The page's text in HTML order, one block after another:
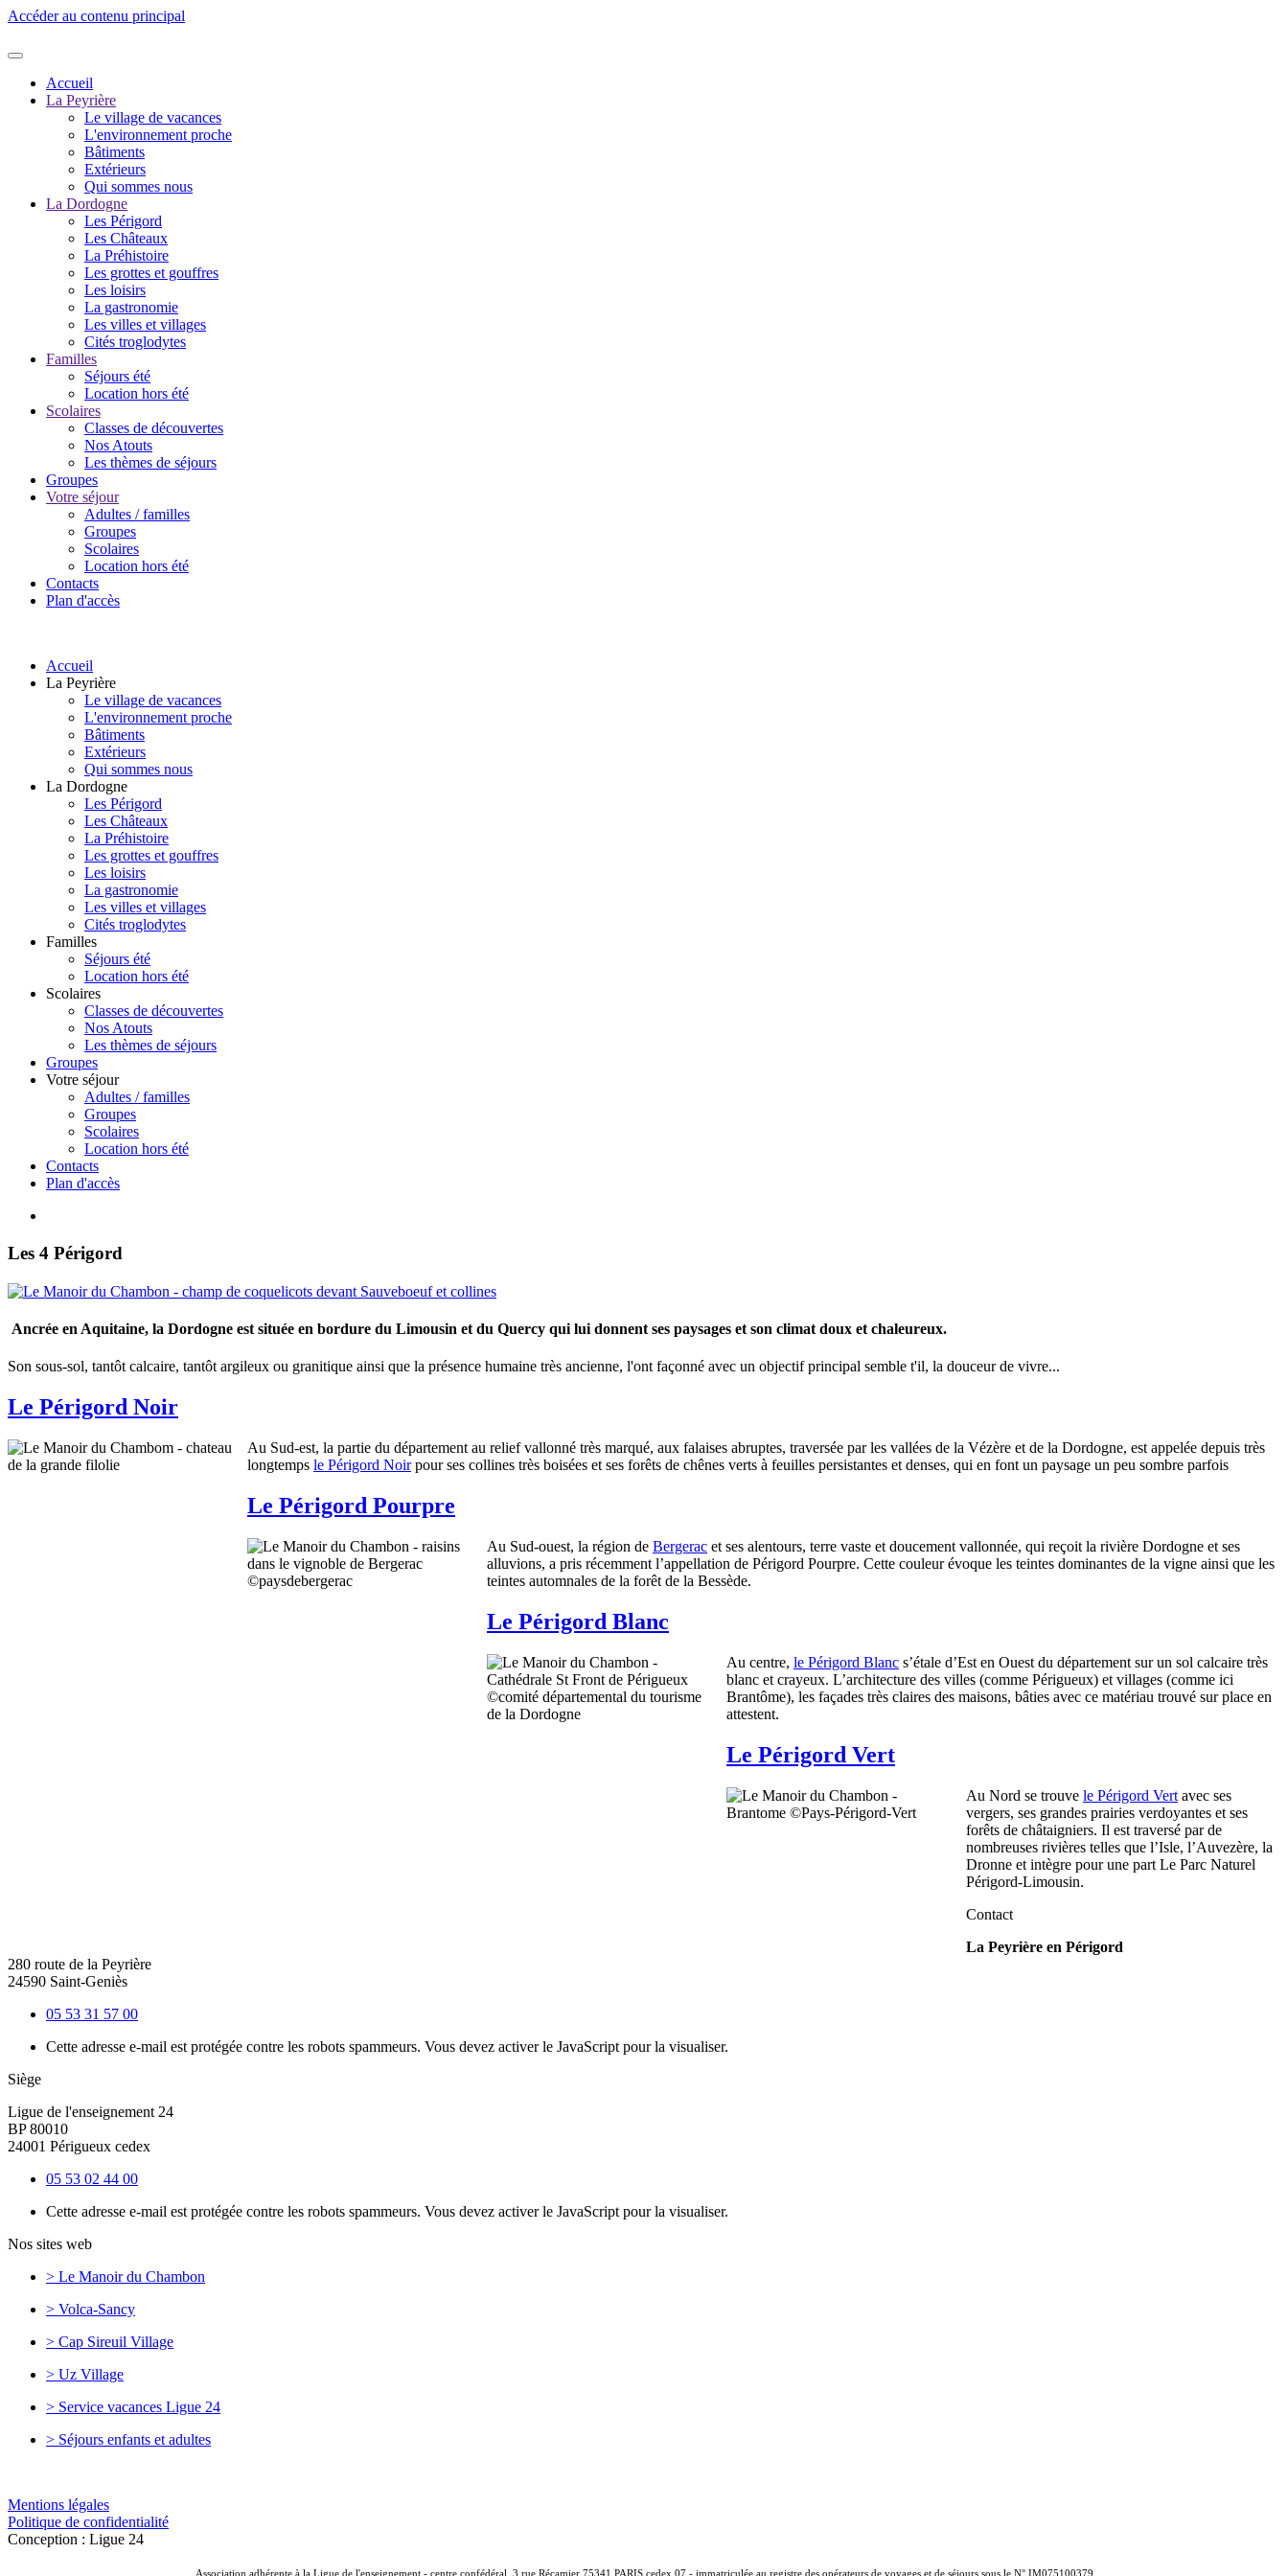
Accéder au contenu principal
Accueil
La Peyrière
Le village de vacances
L'environnement proche
Bâtiments
Extérieurs
Qui sommes nous
La Dordogne
Les Périgord
Les Châteaux
La Préhistoire
Les grottes et gouffres
Les loisirs
La gastronomie
Les villes et villages
Cités troglodytes
Familles
Séjours été
Location hors été
Scolaires
Classes de découvertes
Nos Atouts
Les thèmes de séjours
Groupes
Votre séjour
Adultes / familles
Groupes
Scolaires
Location hors été
Contacts
Plan d'accès
Accueil
La Peyrière
Le village de vacances
L'environnement proche
Bâtiments
Extérieurs
Qui sommes nous
La Dordogne
Les Périgord
Les Châteaux
La Préhistoire
Les grottes et gouffres
Les loisirs
La gastronomie
Les villes et villages
Cités troglodytes
Familles
Séjours été
Location hors été
Scolaires
Classes de découvertes
Nos Atouts
Les thèmes de séjours
Groupes
Votre séjour
Adultes / familles
Groupes
Scolaires
Location hors été
Contacts
Plan d'accès
Les 4 Périgord
Ancrée en Aquitaine, la Dordogne est située en bordure du Limousin et du Quercy qui lui donnent ses paysages et son climat doux et chaleureux.
Son sous-sol, tantôt calcaire, tantôt argileux ou granitique ainsi que la présence humaine très ancienne, l'ont façonné avec un objectif principal semble t'il, la douceur de vivre...
Le Périgord Noir
Au Sud-est, la partie du département au relief vallonné très marqué, aux falaises abruptes, traversée par les vallées de la Vézère et de la Dordogne, est appelée depuis très
longtemps le Périgord Noirpour ses collines très boisées et ses forêts de chênes verts à feuilles persistantes et denses, qui en font un paysage un peu sombre parfois
Le Périgord Pourpre
Au Sud-ouest, la région de Bergerac et ses alentours, terre vaste et doucement vallonnée, qui reçoit la rivière Dordogne et ses
alluvions, a pris récemment l’appellation de Périgord Pourpre. Cette couleur évoque les teintes dominantes de la vigne ainsi que les
teintes automnales de la forêt de la Bessède.
Le Périgord Blanc
Au centre, le Périgord Blanc s’étale d’Est en Ouest du département sur un sol calcaire très
blanc et crayeux. L’architecture des villes (comme Périgueux) et villages (comme ici
Brantôme), les façades très claires des maisons, bâties avec ce matériau trouvé sur place en
attestent.
Le Périgord Vert
Au Nord se trouve le Périgord Vert avec ses
vergers, ses grandes prairies verdoyantes et ses
forêts de châtaigniers. Il est traversé par de
nombreuses rivières telles que l’Isle, l’Auvezère, la
Dronne et intègre pour une part Le Parc Naturel
Périgord-Limousin.
Contact
La Peyrière en Périgord
280 route de la Peyrière
24590 Saint-Geniès
05 53 31 57 00
Cette adresse e-mail est protégée contre les robots spammeurs. Vous devez activer le JavaScript pour la visualiser.
Siège
Ligue de l'enseignement 24
BP 80010
24001 Périgueux cedex
05 53 02 44 00
Cette adresse e-mail est protégée contre les robots spammeurs. Vous devez activer le JavaScript pour la visualiser.
Nos sites web
> Le Manoir du Chambon
> Volca-Sancy
> Cap Sireuil Village
> Uz Village
> Service vacances Ligue 24
> Séjours enfants et adultes
Mentions légales
Politique de confidentialité
Conception : Ligue 24
Association adhérente à la Ligue de l'enseignement - centre confédéral, 3 rue Récamier 75341 PARIS cedex 07 - immatriculée au registre des opérateurs de voyages et de séjours sous le N° IM075100379